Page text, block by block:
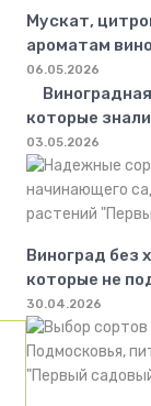
Мускат,
ароматам
06.05.2026
которые
03.05.2026
Виноград без
которые не
30.04.2026